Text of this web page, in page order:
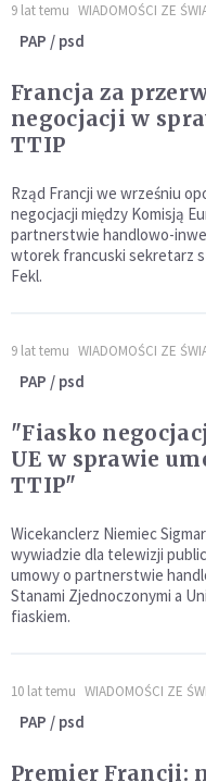
9 lat temu WIADOMOŚCI ZE
PAP / psd
Francja za
negocjacji w
TTIP
Rząd Francji we wrześniu
negocjacji między Komisją
partnerstwie handlowo-
wtorek francuski sekretarz
Fekl.
9 lat temu WIADOMOŚCI ZE
PAP / psd
"Fiasko
UE w sprawie
TTIP"
Wicekanclerz Niemiec
wywiadzie dla telewizji
umowy o partnerstwie
Stanami Zjednoczonymi a
fiaskiem.
10 lat temu WIADOMOŚCI ZE
PAP / psd
Premier Francji: